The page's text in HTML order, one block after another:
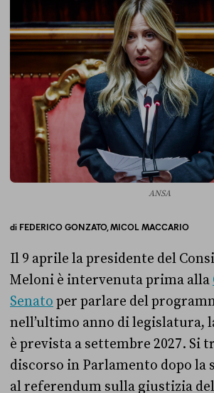
ANSA
di FEDERICO GONZATO, MICOL MACCARIO
Il 9 aprile la presidente del
Meloni è intervenuta prima alla
Senato per parlare del
nell’ultimo anno di legislatura,
è prevista a settembre 2027. Si
discorso in Parlamento dopo la
al referendum sulla giustizia del